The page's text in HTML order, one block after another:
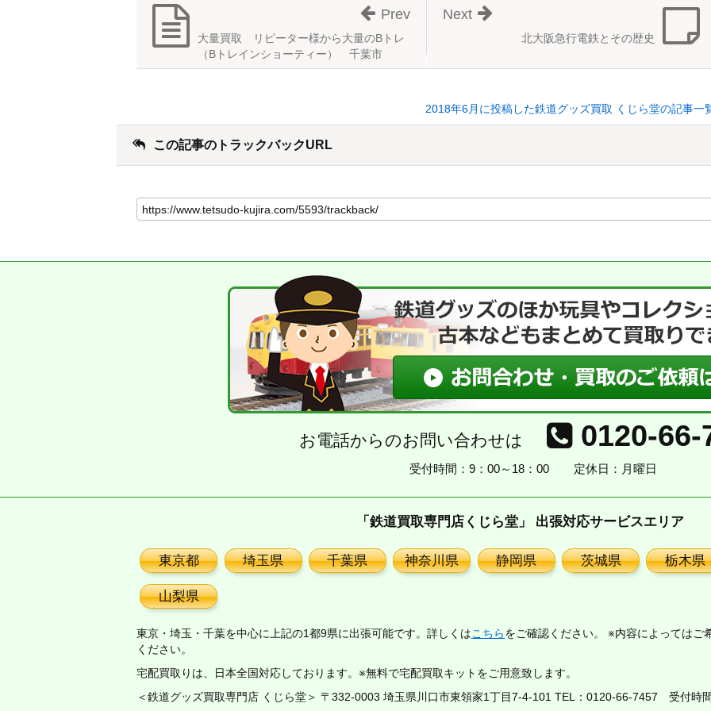
北大阪急行電鉄とその歴史
Next
大量買取 リピーター様から大量のBトレ
（Bトレインショーティー） 千葉市
Prev
2018年6月に投稿した鉄道グッズ買取 くじら堂の記事一
この記事のトラックバックURL
お電話からのお問い合わせは 0120-66-
受付時間：9：00～18：00 定休日：月曜日
「鉄道買取専門店くじら堂」 出張対応サービスエリア
東京都 埼玉県 千葉県 神奈川県 静岡県 茨城県 栃木県
山梨県
東京・埼玉・千葉を中心に上記の1都9県に出張可能です。詳しくはこちらをご確認ください。 ※内容によってはご
ください。
宅配買取りは、日本全国対応しております。※無料で宅配買取キットをご用意致します。
＜鉄道グッズ買取専門店 くじら堂＞ 〒332-0003 埼玉県川口市東領家1丁目7-4-101 TEL： 0120-66-7457 受付時